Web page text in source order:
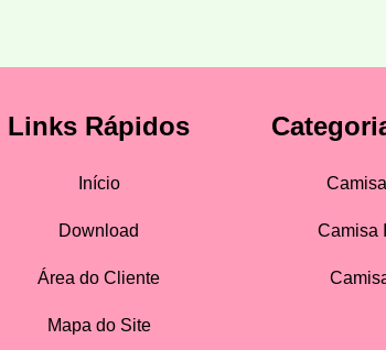
Links Rápidos
Início
Download
Área do Cliente
Mapa do Site
Camisa